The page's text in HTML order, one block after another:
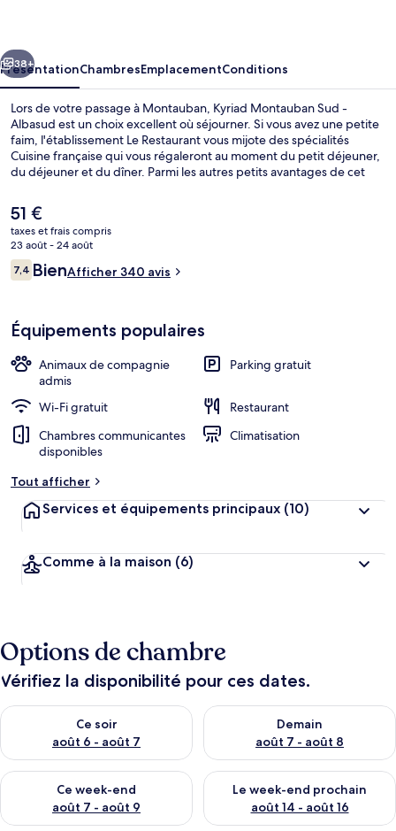
Albasud
Suivant
38+
PrésentationChambresEmplacementConditions
Lors de votre passage à Montauban, Kyriad Montauban Sud -
Albasud est un choix excellent où séjourner. Si vous avez une petite
faim, l'établissement Le Restaurant vous mijote des spécialités
Cuisine française qui vous régaleront au moment du petit déjeuner,
du déjeuner et du dîner. Parmi les autres petits avantages de cet
Le
prix
actuel
est
de
51 €
taxes et frais compris
23 août - 24 août
Avis
voyageurs
7,47,4 sur 10
BienAfficher 340 avis
Équipements populaires
Animaux de compagnie
admis
Parking gratuit
Wi-Fi gratuit
Restaurant
Chambres communicantes
disponibles
Climatisation
Tout afficher
Services et équipements principaux (10)
Comme à la maison (6)
Options de chambre
Vérifiez la disponibilité pour ces dates.
Ce soir
août 6 - août 7
Vérifier la disponibilité pour ce soir août 6 - août 7
Demain
août 7 - août 8
Vérifier la disponibilité pour
Ce week-end
août 7 - août 9
Vérifier la disponibilité pour ce week-end août 7 - août 9
Le week-end prochain
août 14 - août 16
Vérifier la disponibilité pour